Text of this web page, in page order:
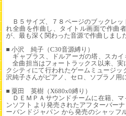
Ｂ５サイズ、７８ページのブックレ
れ全曲を作曲し、タイトル画面で作曲
が、最も深く関わった音源で作曲しまし
■ 小沢 純子（C30音源縛り）
ギャプラス、ドルアーガの塔、スカ
全曲担当はフォートラックス以来、
クシティにて行われたゲームミュージッ
沢純子さんがピアノ、セロ、ソプラノ用
■ 粟田 英樹（X680x0縛り）
ＤＥＭＰＡサウンドチームに在籍、
ンソフト より発売されたアフターバー
ーバンドジャパン から発売のシャッフ